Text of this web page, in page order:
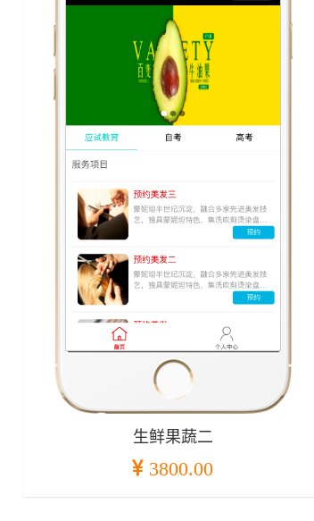
生鲜果蔬二
3800.00